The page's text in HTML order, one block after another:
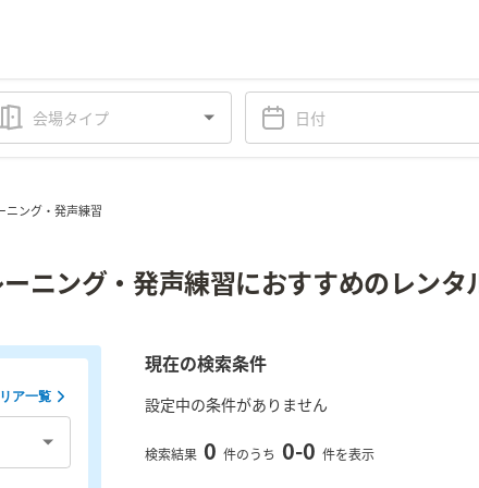
会場タイプ
ニング・発声練習
ニング・発声練習におすすめのレン
現在の検索条件
設定中の条件がありません
検索結果 0 件のうち 0-0 件を表示
ア一覧